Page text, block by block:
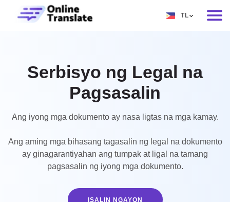
TL
DE
ZH
Serbisyo ng Legal na
Pagsasalin
Ang iyong mga dokumento ay nasa ligtas na mga kamay.
Ang aming mga bihasang tagasalin ng legal na dokumento
ay ginagarantiyahan ang tumpak at ligal na tamang
pagsasalin ng iyong mga dokumento.
ISALIN NGAYON